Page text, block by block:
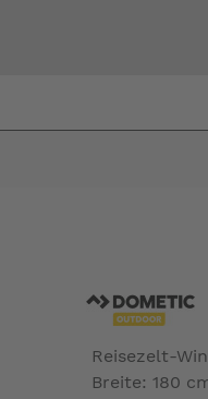
Reisezelt-
Breite: 180